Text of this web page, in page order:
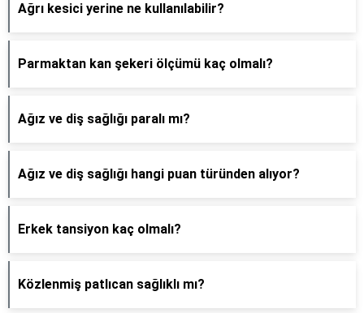
Ağrı kesici yerine ne kullanılabilir?
Parmaktan kan şekeri ölçümü kaç olmalı?
Ağız ve diş sağlığı paralı mı?
Ağız ve diş sağlığı hangi puan türünden alıyor?
Erkek tansiyon kaç olmalı?
Közlenmiş patlıcan sağlıklı mı?